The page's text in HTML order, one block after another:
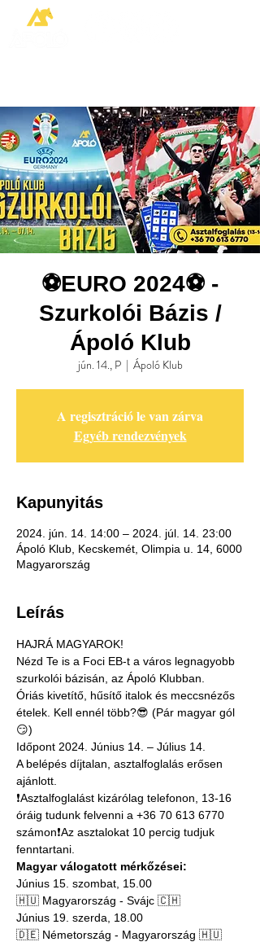
⚽️EURO 2024⚽️ -
Szurkolói Bázis /
Ápoló Klub
jún. 14., P
  |
Ápoló Klub
A regisztráció le van zárva
Egyéb rendezvények
Kapunyitás
2024. jún. 14. 14:00 – 2024. júl. 14. 23:00
Ápoló Klub, Kecskemét, Olimpia u. 14, 6000
Magyarország
Leírás
HAJRÁ MAGYAROK!
Nézd Te is a Foci EB-t a város legnagyobb
szurkolói bázisán, az Ápoló Klubban.
Óriás kivetítő, hűsítő italok és meccsnézős
ételek. Kell ennél több?😎 (Pár magyar gól
😏)
Időpont 2024. Június 14. – Július 14.
A belépés díjtalan, asztalfoglalás erősen
ajánlott.
❗️Asztalfoglalást kizárólag telefonon, 13-16
óráig tudunk felvenni a +36 70 613 6770
számon❗️Az asztalokat 10 percig tudjuk
fenntartani.
Magyar válogatott mérkőzései:
Június 15. szombat, 15.00
🇭🇺 Magyarország - Svájc 🇨🇭
Június 19. szerda, 18.00
🇩🇪 Németország - Magyarország 🇭🇺